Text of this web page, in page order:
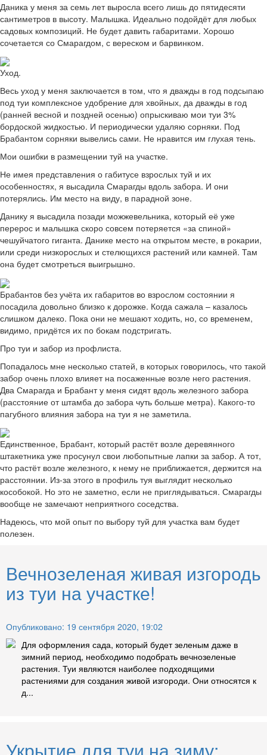
Даника у меня за семь лет выросла всего лишь до пятидесяти
сантиметров в высоту. Малышка. Идеально подойдёт для любых
садовых композиций. Не будет давить габаритами. Хорошо
сочетается со Смарагдом, с вереском и барвинком.
Уход.
Весь уход у меня заключается в том, что я дважды в год подсыпаю
под туи комплексное удобрение для хвойных, да дважды в год
(ранней весной и поздней осенью) опрыскиваю мои туи 3%
бордоской жидкостью. И периодически удаляю сорняки. Под
Брабантом сорняки вывелись сами. Не нравится им глухая тень.
Мои ошибки в размещении туй на участке.
Не имея представления о габитусе взрослых туй и их
особенностях, я высадила Смарагды вдоль забора. И они
потерялись. Им место на виду, в парадной зоне.
Данику я высадила позади можжевельника, который её уже
перерос и малышка скоро совсем потеряется «за спиной»
чешуйчатого гиганта. Данике место на открытом месте, в рокарии,
или среди низкорослых и стелющихся растений или камней. Там
она будет смотреться выигрышно.
Брабантов без учёта их габаритов во взрослом состоянии я
посадила довольно близко к дорожке. Когда сажала – казалось
слишком далеко. Пока они не мешают ходить, но, со временем,
видимо, придётся их по бокам подстригать.
Про туи и забор из профлиста.
Попадалось мне несколько статей, в которых говорилось, что такой
забор очень плохо влияет на посаженные возле него растения.
Два Смарагда и Брабант у меня сидят вдоль железного забора
(расстояние от штамба до забора чуть больше метра). Какого-то
пагубного влияния забора на туи я не заметила.
Единственное, Брабант, который растёт возле деревянного
штакетника уже просунул свои любопытные лапки за забор. А тот,
что растёт возле железного, к нему не приближается, держится на
расстоянии. Из-за этого в профиль туя выглядит несколько
кособокой. Но это не заметно, если не приглядываться. Смарагды
вообще не замечают неприятного соседства.
Надеюсь, что мой опыт по выбору туй для участка вам будет
полезен.
Вечнозеленая живая изгородь
из туи на участке!
Опубликовано: 19 сентября 2020, 19:02
Для оформления сада, который будет зеленым даже в
зимний период, необходимо подобрать вечнозеленые
растения. Туи являются наиболее подходящими
растениями для создания живой изгороди. Они относятся к
д...
Укрытие для туи на зиму: